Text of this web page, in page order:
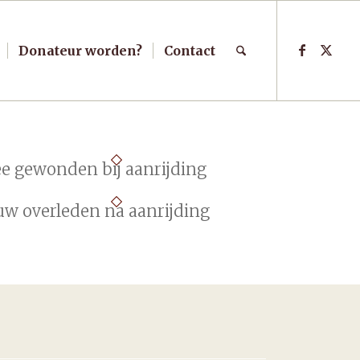
Donateur worden? Contact
gewonden bij aanrijding
overleden na aanrijding